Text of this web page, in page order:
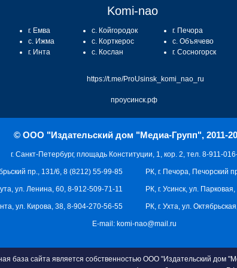
Komi-nao
г. Емва
с. Ижма
г. Инта
с. Койгородок
с. Корткерос
с. Кослан
г. Печора
с. Объячево
г. Сосногорск
https://t.me/ProUsinsk_komi_nao_ru
проусинск.рф
© ООО "Издательский дом "Медиа-Групп", 2011-
г. Санкт-Петербург, площадь Конституции, 1, кор. 2, тел. 8-911-
РК, г. Печора, Печорский
РК, г. Усинск, ул.
РК, г. Ухта, ул.
пр., 131/6, 8 (8212) 55-99-85
ул. Ленина, 60, 8-912-509-71-11
ул. Кирова, 38, 8-904-270-56-55
E-mail: komi-nao@mail.ru
база сайта является собственностью ООО "Издательский дом